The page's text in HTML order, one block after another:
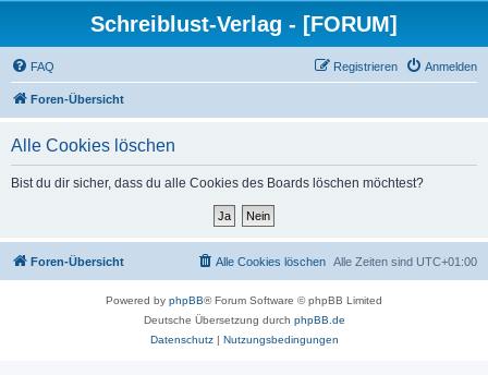
Schreiblust-Verlag - [FORUM]
FAQ Anmelden
Registrieren
Foren-Übersicht
Alle Cookies löschen
Bist du dir sicher, dass du alle Cookies des Boards löschen möchtest?
Foren-Übersicht Alle Zeiten sind UTC+01:00
Alle Cookies löschen
Powered by phpBB® Forum Software © phpBB Limited
Deutsche Übersetzung durch phpBB.de
Datenschutz| Nutzungsbedingungen